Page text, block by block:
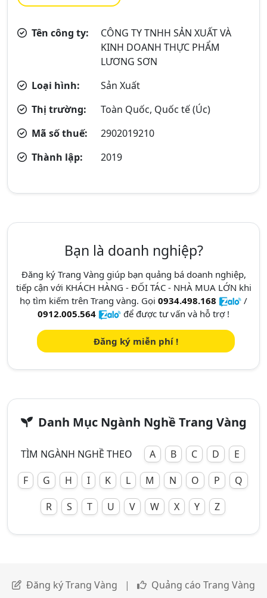
Tên công ty:
CÔNG TY TNHH SẢN XUẤT VÀ
KINH DOANH THỰC PHẨM
LƯƠNG SƠN
Loại hình:
Sản Xuất
Thị trường:
Toàn Quốc, Quốc tế (Úc)
Mã số thuế:
2902019210
Thành lập:
2019
Bạn là doanh nghiệp?
Đăng ký Trang Vàng giúp bạn quảng bá doanh nghiệp,
tiếp cận với KHÁCH HÀNG - ĐỐI TÁC - NHÀ MUA LỚN khi
họ tìm kiếm trên Trang vàng. Gọi 0934.498.168
/
0912.005.564
để được tư vấn và hỗ trợ !
Đăng ký miễn phí !
Danh Mục Ngành Nghề Trang Vàng
TÌM NGÀNH NGHỀ THEO A B C D
E
F
G H I K L M N O P
Q
R
S T U V W X Y Z
Đăng ký Trang Vàng | Quảng cáo Trang Vàng